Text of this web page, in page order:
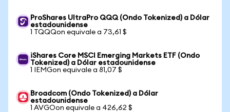
ProShares UltraPro QQQ (Ondo Tokenized) a Dólar
estadounidense
1 TQQQon equivale a 73,61 $
iShares Core MSCI Emerging Markets ETF (Ondo
Tokenized) a Dólar estadounidense
1 IEMGon equivale a 81,07 $
Broadcom (Ondo Tokenized) a Dólar
estadounidense
1 AVGOon equivale a 426,62 $